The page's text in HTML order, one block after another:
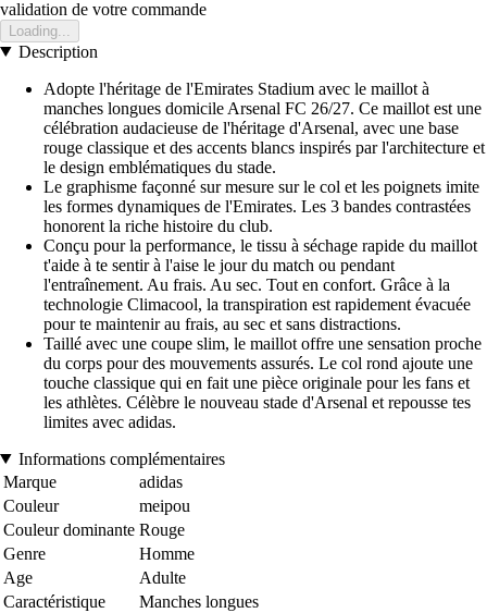
validation de votre commande
Loading...
Description
Adopte l'héritage de l'Emirates Stadium avec le maillot à
manches longues domicile Arsenal FC 26/27. Ce maillot est une
célébration audacieuse de l'héritage d'Arsenal, avec une base
rouge classique et des accents blancs inspirés par l'architecture et
le design emblématiques du stade.
Le graphisme façonné sur mesure sur le col et les poignets imite
les formes dynamiques de l'Emirates. Les 3 bandes contrastées
honorent la riche histoire du club.
Conçu pour la performance, le tissu à séchage rapide du maillot
t'aide à te sentir à l'aise le jour du match ou pendant
l'entraînement. Au frais. Au sec. Tout en confort. Grâce à la
technologie Climacool, la transpiration est rapidement évacuée
pour te maintenir au frais, au sec et sans distractions.
Taillé avec une coupe slim, le maillot offre une sensation proche
du corps pour des mouvements assurés. Le col rond ajoute une
touche classique qui en fait une pièce originale pour les fans et
les athlètes. Célèbre le nouveau stade d'Arsenal et repousse tes
limites avec adidas.
Informations complémentaires
Marque
adidas
Couleur
meipou
Couleur dominante Rouge
Genre
Homme
Age
Adulte
Caractéristique
Manches longues